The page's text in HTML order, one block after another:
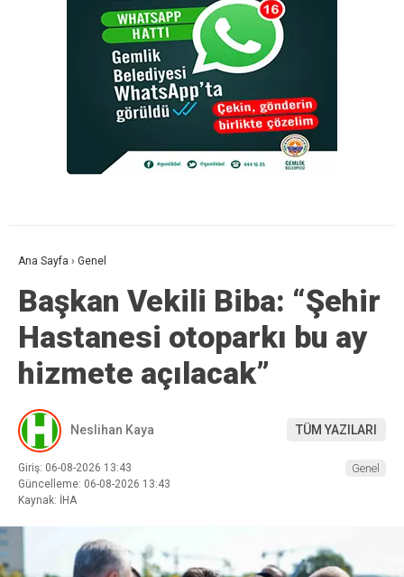
Ana Sayfa › Genel
Başkan Vekili Biba: “Şehir
Hastanesi otoparkı bu ay
hizmete açılacak”
Neslihan Kaya TÜM YAZILARI
Giriş: 06-08-2026 13:43
Güncelleme: 06-08-2026 13:43
Kaynak: İHA
Genel